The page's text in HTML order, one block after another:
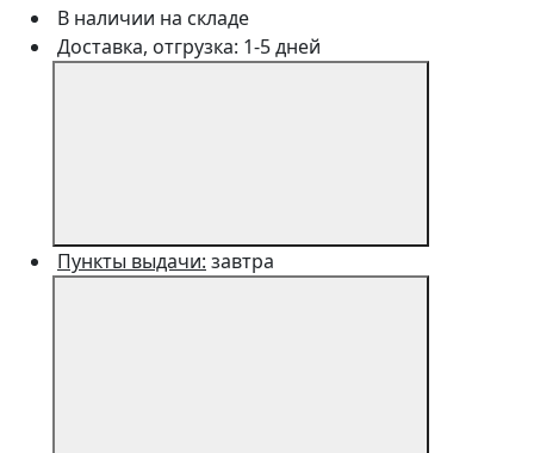
В наличии на складе
Доставка, отгрузка: 1-5 дней
Пункты выдачи: завтра